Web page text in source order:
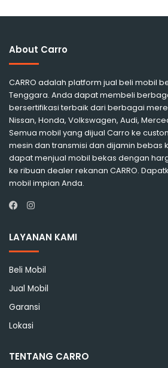
About Carro
CARRO adalah platform jual beli mobil
Tenggara. Anda dapat membeli
bersertifikasi terbaik dari berbagai
Nissan, Honda, Volkswagen, Audi,
Semua mobil yang dijual Carro ke
mesin dan transmisi dan dijamin bebas
dapat menjual mobil bekas dengan
ke ribuan dealer rekanan CARRO.
mobil impian Anda.
Instagram
LAYANAN KAMI
Beli Mobil
Jual Mobil
Garansi
Lokasi
TENTANG CARRO